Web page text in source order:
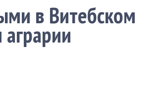
в Витебском